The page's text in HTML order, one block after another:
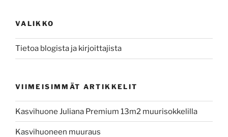
VALIKKO
Tietoa blogista ja kirjoittajista
VIIMEISIMMÄT ARTIKKELIT
Kasvihuone Juliana Premium 13m2 muurisokkelilla
Kasvihuoneen muuraus